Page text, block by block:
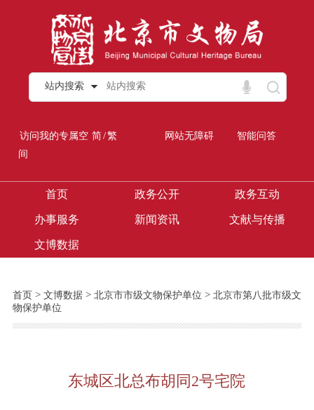
站内搜索
访问我的专属空
间
简/繁 网站无障碍 智能问答
首页 政务公开 政务互动
办事服务 新闻资讯 文献与传播
文博数据
首页> 文博数据> 北京市市级文物保护单位 > 北京市第八批市级文
物保护单位
东城区北总布胡同2号宅院